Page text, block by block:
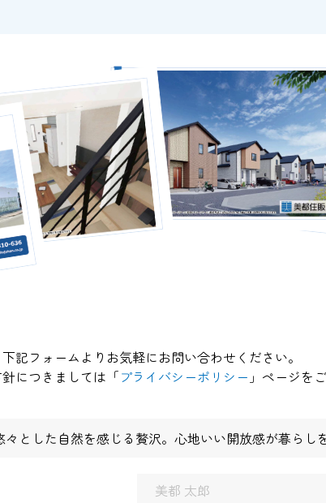
記フォームよりお気軽にお問い合わせください。
につきましては「プライバシーポリシー 」ページを
とした自然を感じる贅沢。心地いい開放感が暮らし